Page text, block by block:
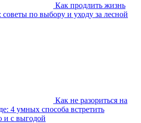
Как продлить жизнь
по выбору и уходу за лесной
Как не разориться на
4 умных способа встретить
и с выгодой